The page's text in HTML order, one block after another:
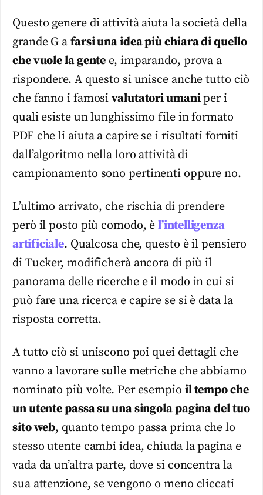
Questo genere di attività aiuta la società della
grande G a farsi una idea più chiara di quello
che vuole la gente e, imparando, prova a
rispondere. A questo si unisce anche tutto ciò
che fanno i famosivalutatori umaniper i
quali esiste un lunghissimo file in formato
PDF che li aiuta a capire se i risultati forniti
dall’algoritmo nella loro attività di
campionamento sono pertinenti oppure no.
L’ultimo arrivato, che rischia di prendere
però il posto più comodo, èl’intelligenza
artificiale. Qualcosa che, questo è il pensiero
di Tucker, modificherà ancora di più il
panorama delle ricerche e il modo in cui si
può fare una ricerca e capire se si è data la
risposta corretta.
A tutto ciò si uniscono poi quei dettagli che
vanno a lavorare sulle metriche che abbiamo
nominato più volte. Per esempio il tempo che
un utente passa su una singola pagina del tuo
sito web, quanto tempo passa prima che lo
stesso utente cambi idea, chiuda la pagina e
vada da un’altra parte, dove si concentra la
sua attenzione, se vengono o meno cliccati